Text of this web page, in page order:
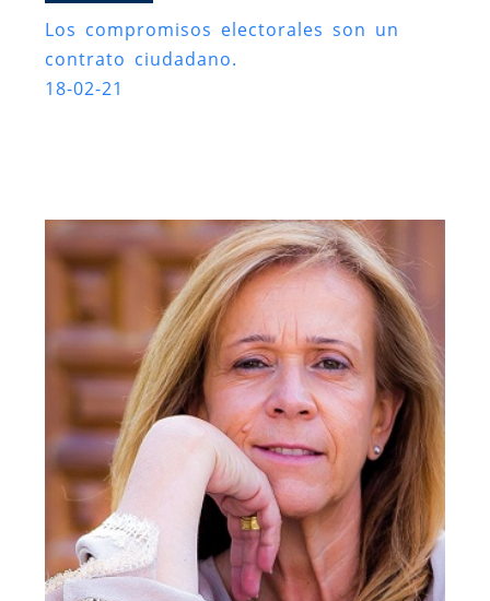
Los compromisos electorales son un
contrato ciudadano.
18-02-21